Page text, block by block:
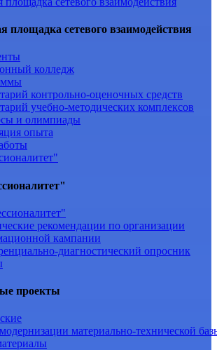
площадка сетевого взаимодействия
колледж
контрольно-оценочных средств
учебно-методических комплексов
и олимпиады
опыта
рекомендации по организации
кампании
диагностический опросник
проекты
материально-технической